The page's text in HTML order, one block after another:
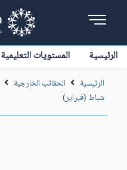
الرئيسية المستويات التعليمية
الرئيسية الحقائب الخارجية
شباط (فبراير)